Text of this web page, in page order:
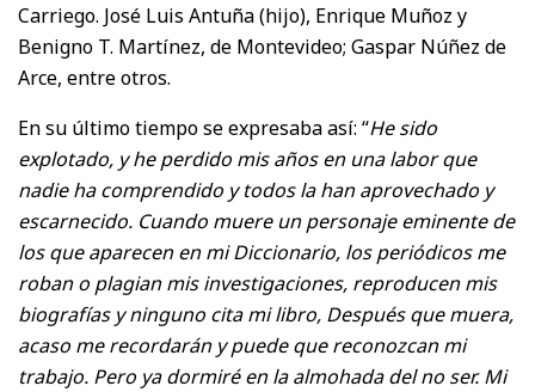
Carriego. José Luis Antuña (hijo), Enrique Muñoz y
Benigno T. Martínez, de Montevideo; Gaspar Núñez de
Arce, entre otros.
En su último tiempo se expresaba así: “He sido
explotado, y he perdido mis años en una labor que
nadie ha comprendido y todos la han aprovechado y
escarnecido. Cuando muere un personaje eminente de
los que aparecen en mi Diccionario, los periódicos me
roban o plagian mis investigaciones, reproducen mis
biografías y ninguno cita mi libro, Después que muera,
acaso me recordarán y puede que reconozcan mi
trabajo. Pero ya dormiré en la almohada del no ser. Mi